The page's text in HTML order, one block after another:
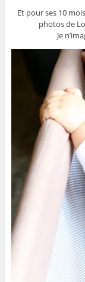
Et pour ses 10
photos de
Je